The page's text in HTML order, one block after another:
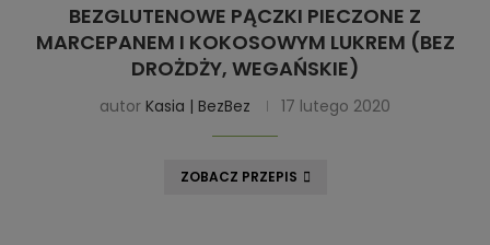
BEZGLUTENOWE PĄCZKI PIECZONE Z
MARCEPANEM I KOKOSOWYM LUKREM (BEZ
DROŻDŻY, WEGAŃSKIE)
autor Kasia | BezBez 17 lutego 2020
ZOBACZ PRZEPIS